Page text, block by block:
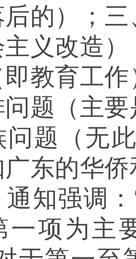
的）；
义改造
教育工
题（主
问题（无
广东的华
通知强调
一项为主